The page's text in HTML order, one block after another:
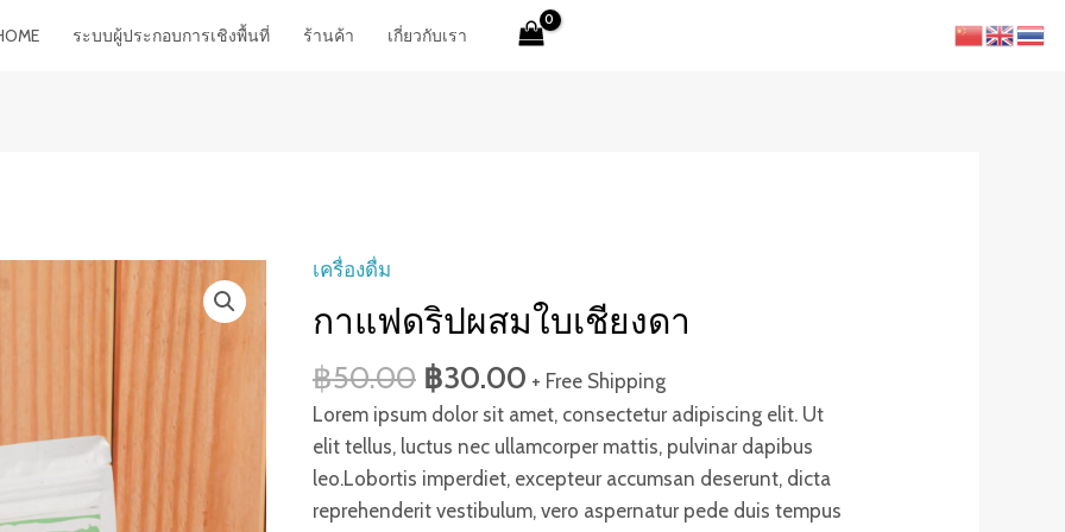
ระบบผู้ประกอบการเชิงพื้นที่ ร้านค้า เกี่ยวกับเรา
เครื่องดื่ม
กาแฟดริปผสมใบเชียงดา
฿50.00 ฿30.00 + Free Shipping
Lorem ipsum dolor sit amet, consectetur adipiscing elit. Ut
elit tellus, luctus nec ullamcorper mattis, pulvinar dapibus
leo.Lobortis imperdiet, excepteur accumsan deserunt, dicta
reprehenderit vestibulum, vero aspernatur pede duis tempus